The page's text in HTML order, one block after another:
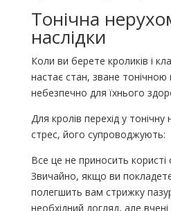
Тонічна
наслідки
Коли ви берете кроликів і
настає стан, зване тонічною
небезпечно для їхнього
Для кролів перехід у тонічну
стрес, його супроводжують:
Все це не приносить користі
Звичайно, якщо ви
полегшить вам стрижку
необхідний догляд, але